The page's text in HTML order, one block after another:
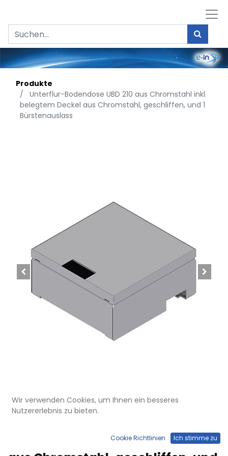
Produkte
Unterflur-Bodendose UBD 210 aus Chromstahl inkl.
belegtem Deckel aus Chromstahl, geschliffen, und 1
Bürstenauslass
UBD 210 208
Unterflur-Bodendose UBD 210 aus
Chromstahl inkl. belegtem Deckel
Wir verwenden Cookies, um Ihnen ein besseres
Nutzererlebnis zu bieten.
Cookie Richtlinien Ich stimme zu